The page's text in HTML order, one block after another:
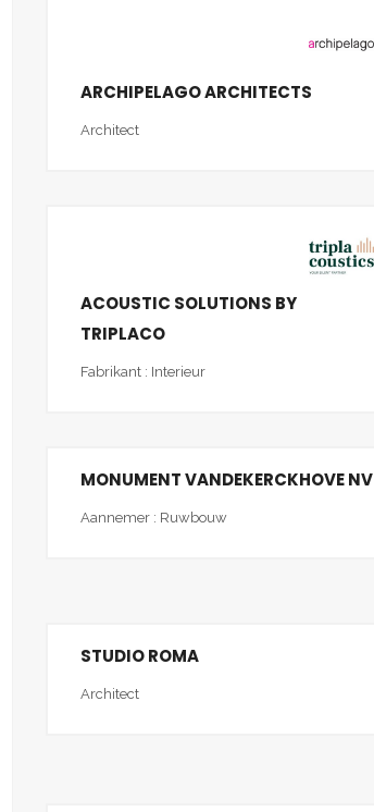
ARCHIPELAGO ARCHITECTS
Architect
ACOUSTIC SOLUTIONS BY
TRIPLACO
Fabrikant : Interieur
MONUMENT VANDEKERCKHOVE NV
Aannemer : Ruwbouw
STUDIO ROMA
Architect